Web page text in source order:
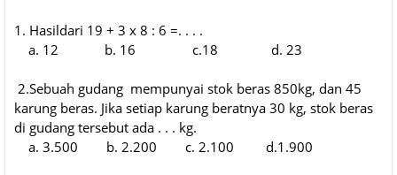
1. Hasildari 19 + 3 x 8 : 6 =. . . .
a. 12 b. 16 c.18 d. 23
2.Sebuah gudang mempunyai stok beras 850kg, dan 45
karung beras. Jika setiap karung beratnya 30 kg, stok beras
di gudang tersebut ada . . . kg.
a. 3.500 b. 2.200 c. 2.100 d.1.900